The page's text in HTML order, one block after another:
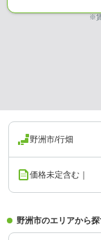
※
野洲市/行畑
価格未定含む｜
野洲市のエリアから